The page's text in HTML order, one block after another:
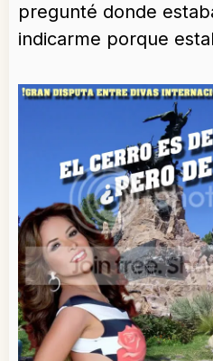
pregunté donde
indicarme porque